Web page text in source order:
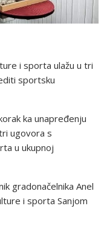
i sporta ulažu u tri
sportsku
ka unapređenju
ugovora s
u ukupnoj
gradonačelnika Anel
i sporta Sanjom